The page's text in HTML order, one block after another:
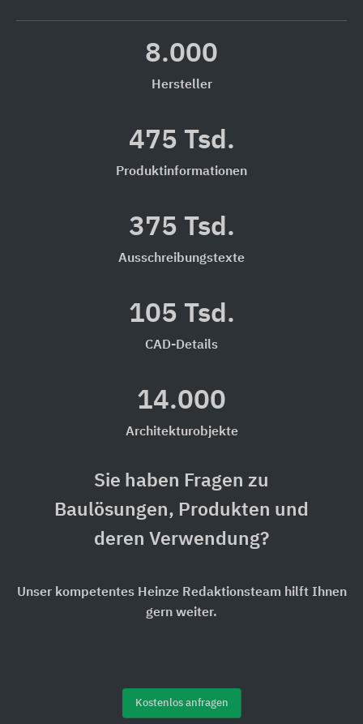
8.000
Hersteller
475 Tsd.
Produktinformationen
375 Tsd.
Ausschreibungstexte
105 Tsd.
CAD-Details
14.000
Architekturobjekte
Sie haben Fragen zu
Baulösungen, Produkten und
deren Verwendung?
Unser kompetentes Heinze Redaktionsteam hilft Ihnen
gern weiter.
Kostenlos anfragen